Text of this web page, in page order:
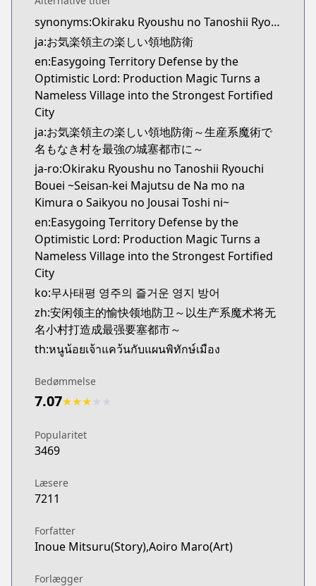
Kitsu
https://kitsu.app/manga/65012
CDJapan
CDJapan
https://www.anime-planet.com/manga/https://
MangaUpdates
MangaUpdates
https://www.mangaupdates.com/
novelUpdates
novelUpdates
https://www.novelupdates.com/series/fun-
Book☆Walker
Book☆Walker
https://bookwalker.jp/series/342851/list
Official English
Official English
https://sevenseasentertainment.com/series/
synonyms:Okiraku Ryoushu no Tanoshii Ryouchi Bouei: Seisankei Majutsu de Na mo Naki Mura wo Saikyou no Jousai Toshi ni,Fun Territory Defense by the Optimistic Lord
ja:お気楽領主の楽しい領地防衛
en:Easygoing Territory Defense by the
Optimistic Lord: Production Magic Turns a
Nameless Village into the Strongest Fortified
City
ja:お気楽領主の楽しい領地防衛～生産系魔術で
名もなき村を最強の城塞都市に～
ja-ro:Okiraku Ryoushu no Tanoshii Ryouchi
Bouei ~Seisan-kei Majutsu de Na mo na
Kimura o Saikyou no Jousai Toshi ni~
en:Easygoing Territory Defense by the
Optimistic Lord: Production Magic Turns a
Nameless Village into the Strongest Fortified
City
ko:무사태평 영주의 즐거운 영지 방어
zh:安闲领主的愉快领地防卫～以生产系魔术将无
名小村打造成最强要塞都市～
th:หนูน้อยเจ้าแคว้นกับแผนพิทักษ์เมือง
Bedømmelse
7.07★★★
Popularitet
3469
Læsere
7211
Forfatter
Inoue Mitsuru(Story),Aoiro Maro(Art)
Forlægger